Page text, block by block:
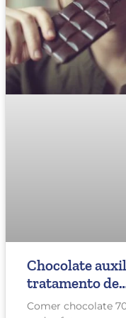
Chocolate
tratamento de
doença
Comer chocolate